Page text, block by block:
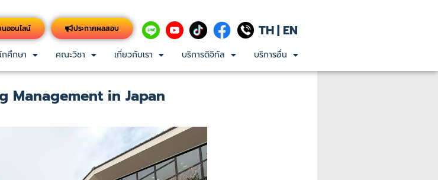
ออนไลน์ ประกาศผลสอบ TH| EN
ศึกษา คณะวิชา เกี่ยวกับเรา บริการดิจิทัล บริการอื่น
Management in Japan